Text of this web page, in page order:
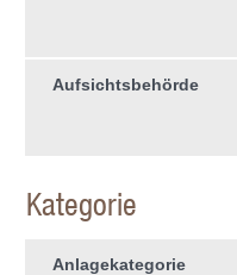
Aufsichtsbehörde
Kategorie
Anlagekategorie